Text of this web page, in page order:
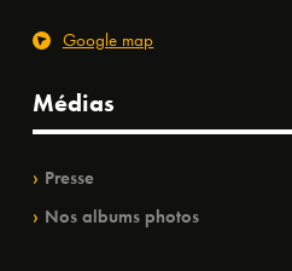
Google map
Médias
Presse
Nos albums photos